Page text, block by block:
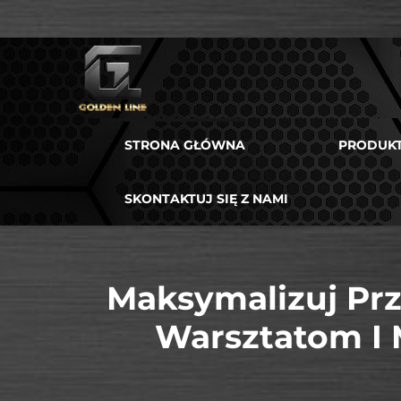
STRONA GŁÓWNA
SKONTAKTUJ SIĘ Z NAMI
Maksymalizuj
Warsztatom I